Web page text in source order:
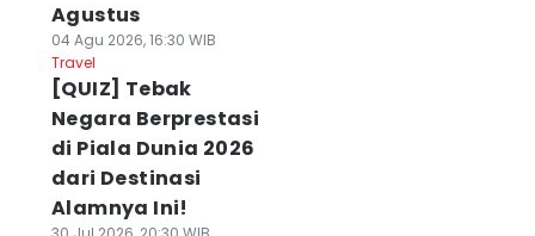
Agustus
04 Agu 2026, 16:30 WIB
Travel
[QUIZ] Tebak
Negara Berprestasi
di Piala Dunia 2026
dari Destinasi
Alamnya Ini!